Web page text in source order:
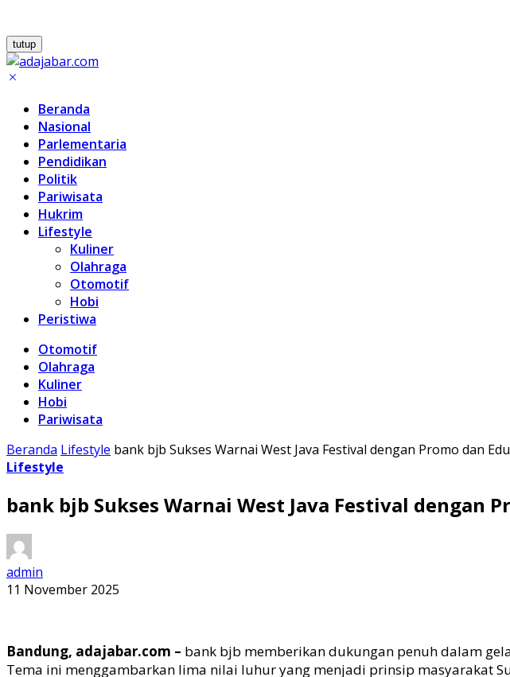
tutup
Beranda
Nasional
Parlementaria
Pendidikan
Politik
Pariwisata
Hukrim
Lifestyle
Kuliner
Olahraga
Otomotif
Hobi
Peristiwa
Otomotif
Olahraga
Kuliner
Hobi
Pariwisata
Beranda Lifestyle bank bjb Sukses Warnai West Java Festival dengan Promo dan
Lifestyle
bank bjb Sukses Warnai West Java Festival dengan
admin
11 November 2025
Bandung, adajabar.com – bank bjb memberikan dukungan penuh dalam
Tema ini menggambarkan lima nilai luhur yang menjadi prinsip masyarakat